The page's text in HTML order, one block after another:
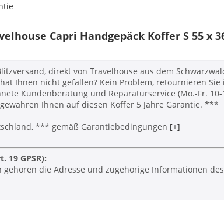
Capri Handgepäck Koffer S 55 x
direkt von Travelhouse aus dem
Ihnen nicht gefallen? Kein Problem, retournieren
Kundenberatung und Reparaturservice (Mo.-Fr. 10-
Ihnen auf diesen Koffer 5 Jahre Garantie. ***
*** gemäß Garantiebedingungen [+]
19 GPSR):
die Adresse und zugehörige Informationen